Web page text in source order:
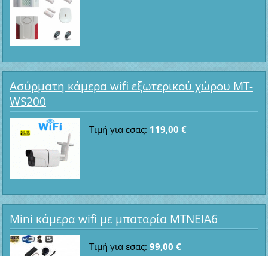
Ασύρματη κάμερα wifi εξωτερικού χώρου MT-
WS200
Τιμή για εσας: 119,00 €
Mini κάμερα wifi με μπαταρία ΜΤΝΕΙΑ6
Τιμή για εσας: 99,00 €